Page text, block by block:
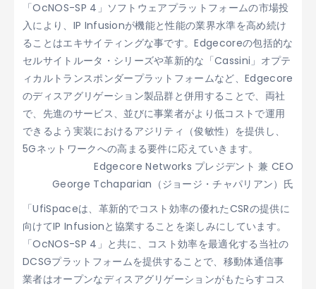
「OcNOS-SP 4」ソフトウェアプラットフォームの市場投
入により、IP Infusionが機能と性能の業界水準を高め続け
ることはエキサイティングな事です。Edgecoreの包括的な
セルサイトルータ・シリーズや革新的な「Cassini」オプテ
ィカルトランスポンダープラットフォームなど、Edgecore
のディスアグリゲーション製品群と併用することで、両社
で、先進のサービス、並びに事業者がより低コストで運用
できるよう実装におけるアジリティ（俊敏性）を提供し、
5Gネットワークへの高まる要件に応えていきます。
Edgecore Networks プレジデント 兼 CEO
George Tchaparian（ジョージ・チャパリアン）氏
「UfiSpaceは、革新的でコスト効率の優れたCSRの提供に
向けてIP Infusionと協業することを楽しみにしています。
「OcNOS-SP 4」と共に、コスト効率を最適化する当社の
DCSGプラットフォームを提供することで、移動体通信事
業者はオープンなディスアグリゲーションがもたらすコス